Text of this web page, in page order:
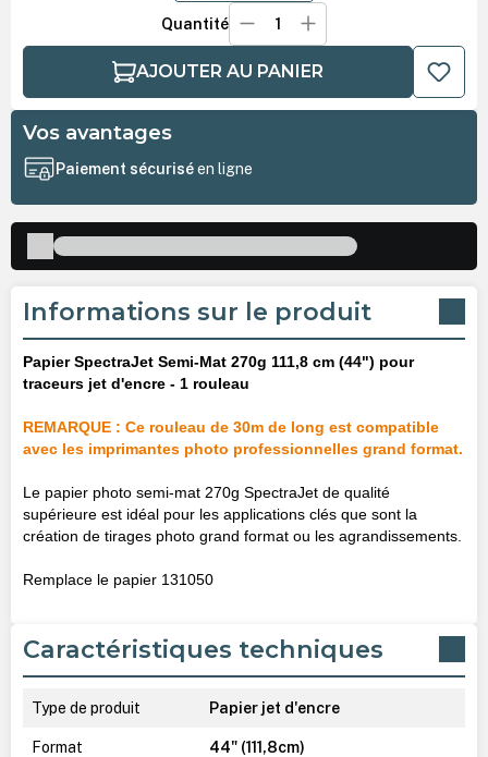
Quantité
AJOUTER AU PANIER
Vos avantages
Paiement sécuriséen ligne
Informations sur le produit
Papier SpectraJet Semi-Mat 270g 111,8 cm (44") pour
traceurs jet d'encre - 1 rouleau
REMARQUE : Ce rouleau de 30m de long est compatible
avec les imprimantes photo professionnelles grand format.
Le papier photo semi-mat 270g SpectraJet de qualité
supérieure est idéal pour les applications clés que sont la
création de tirages photo grand format ou les agrandissements.
Remplace le papier 131050
Caractéristiques techniques
Type de produit Papier jet d'encre
Format 44" (111,8cm)